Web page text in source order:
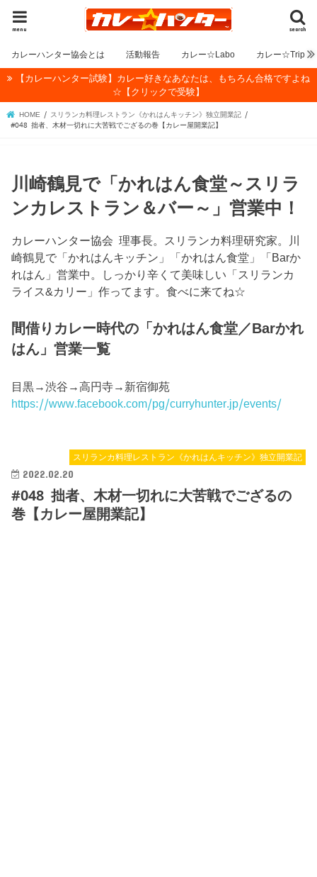
search
menu
カレーハンター協会とは 活動報告 カレー☆Labo カレー☆Trip
【カレーハンター試験】カレー好きなあなたは、もちろん合格ですよね
☆【クリックで受験】
HOME
スリランカ料理レストラン《かれはんキッチン》独立開業記
#048 拙者、木材一切れに大苦戦でござるの巻【カレー屋開業記】
川崎鶴見で「かれはん食堂～スリラ
ンカレストラン＆バー～」営業中！
カレーハンター協会 理事長。スリランカ料理研究家。川
崎鶴見で「かれはんキッチン」「かれはん食堂」「Barか
れはん」営業中。しっかり辛くて美味しい「スリランカ
ライス&カリー」作ってます。食べに来てね☆
間借りカレー時代の「かれはん食堂／Barかれ
はん」営業一覧
目黒→渋谷→高円寺→新宿御苑
https://www.facebook.com/pg/curryhunter.jp/events/
スリランカ料理レストラン《かれはんキッチン》独立開業記
2022.02.20
#048 拙者、木材一切れに大苦戦でござるの
巻【カレー屋開業記】